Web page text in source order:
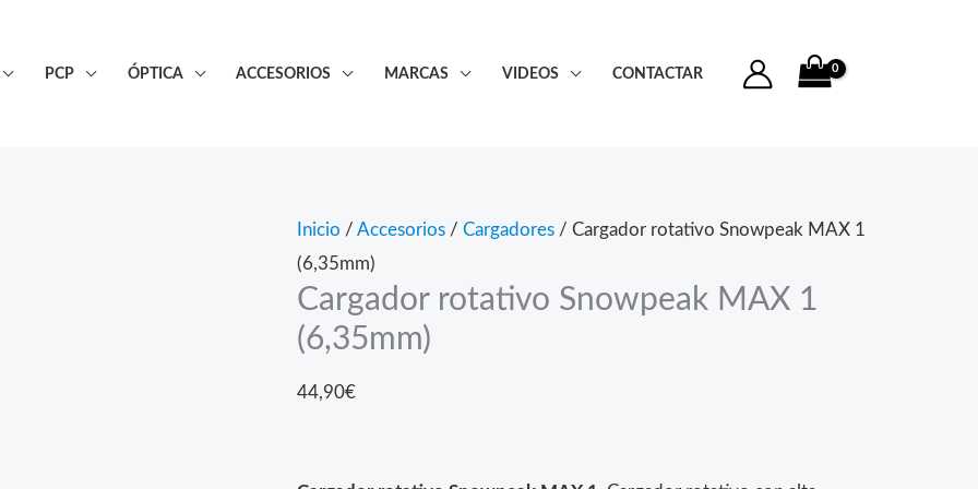
PCP ÓPTICA ACCESORIOS MARCAS VIDEOS CONTACTAR
Inicio / Accesorios / Cargadores / Cargador rotativo Snowpeak MAX 1
(6,35mm)
Cargador rotativo Snowpeak MAX 1
(6,35mm)
44,90€